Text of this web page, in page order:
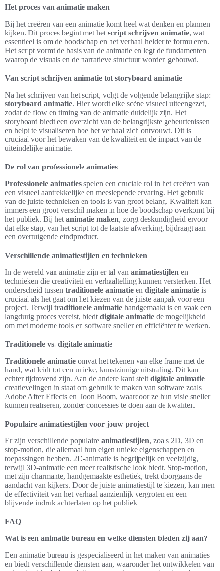
Het proces van animatie maken
Bij het creëren van een animatie komt heel wat denken en plannen
kijken. Dit proces begint met het script schrijven animatie, wat
essentieel is om de boodschap en het verhaal helder te formuleren.
Het script vormt de basis van de animatie en legt de fundamenten
waarop de visuals en de narratieve structuur worden gebouwd.
Van script schrijven animatie tot storyboard animatie
Na het schrijven van het script, volgt de volgende belangrijke stap:
storyboard animatie. Hier wordt elke scène visueel uiteengezet,
zodat de flow en timing van de animatie duidelijk zijn. Het
storyboard biedt een overzicht van de belangrijkste gebeurtenissen
en helpt te visualiseren hoe het verhaal zich ontvouwt. Dit is
cruciaal voor het bewaken van de kwaliteit en de impact van de
uiteindelijke animatie.
De rol van professionele animaties
Professionele animaties spelen een cruciale rol in het creëren van
een visueel aantrekkelijke en meeslepende ervaring. Het gebruik
van de juiste technieken en tools is van groot belang. Kwaliteit kan
immers een groot verschil maken in hoe de boodschap overkomt bij
het publiek. Bij het animatie maken, zorgt deskundigheid ervoor
dat elke stap, van het script tot de laatste afwerking, bijdraagt aan
een overtuigende eindproduct.
Verschillende animatiestijlen en technieken
In de wereld van animatie zijn er tal van animatiestijlen en
technieken die creativiteit en verhaaltelling kunnen versterken. Het
onderscheid tussen traditionele animatie en digitale animatie is
cruciaal als het gaat om het kiezen van de juiste aanpak voor een
project. Terwijl traditionele animatie handgemaakt is en vaak een
langdurig proces vereist, biedt digitale animatie de mogelijkheid
om met moderne tools en software sneller en efficiënter te werken.
Traditionele vs. digitale animatie
Traditionele animatie omvat het tekenen van elke frame met de
hand, wat leidt tot een unieke, kunstzinnige uitstraling. Dit kan
echter tijdrovend zijn. Aan de andere kant stelt digitale animatie
creatievelingen in staat om gebruik te maken van software zoals
Adobe After Effects en Toon Boom, waardoor ze hun visie sneller
kunnen realiseren, zonder concessies te doen aan de kwaliteit.
Populaire animatiestijlen voor jouw project
Er zijn verschillende populaire animatiestijlen, zoals 2D, 3D en
stop-motion, die allemaal hun eigen unieke eigenschappen en
toepassingen hebben. 2D-animatie is begrijpelijk en veelzijdig,
terwijl 3D-animatie een meer realistische look biedt. Stop-motion,
met zijn charmante, handgemaakte esthetiek, trekt doorgaans de
aandacht van kijkers. Door de juiste animatiestijl te kiezen, kan men
de effectiviteit van het verhaal aanzienlijk vergroten en een
blijvende indruk achterlaten op het publiek.
FAQ
Wat is een animatie bureau en welke diensten bieden zij aan?
Een animatie bureau is gespecialiseerd in het maken van animaties
en biedt verschillende diensten aan, waaronder het ontwikkelen van